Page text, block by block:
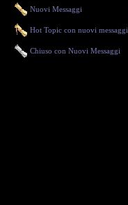
Nuovi Messaggi
Hot Topic con nuovi messaggi
Chiuso con Nuovi Messaggi